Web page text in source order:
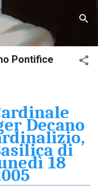
Pontifice
Decano
di
18